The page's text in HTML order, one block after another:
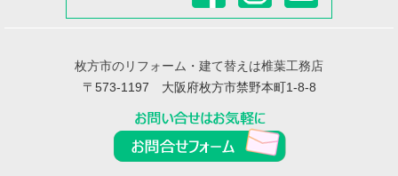
枚方市のリフォーム・建て替えは椎葉工務店
〒573-1197 大阪府枚方市禁野本町1-8-8